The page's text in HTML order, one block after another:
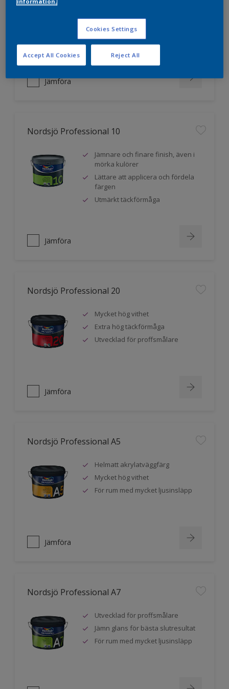
Lättare att applicera och fördela
färgen
Utmärkt täckförmåga
Jämföra
Nordsjö Professional 10
Jämnare och finare finish, även i
mörka kulörer
Lättare att applicera och fördela
färgen
Utmärkt täckförmåga
Jämföra
Nordsjö Professional 20
Mycket hög vithet
Extra hög täckförmåga
Utvecklad för proffsmålare
Jämföra
Nordsjö Professional A5
Helmatt akrylatväggfärg
Mycket hög vithet
För rum med mycket ljusinsläpp
Jämföra
Nordsjö Professional A7
Utvecklad för proffsmålare
Jämn glans för bästa slutresultat
För rum med mycket ljusinsläpp
Cookies Settings
Reject All
Accept All Cookies